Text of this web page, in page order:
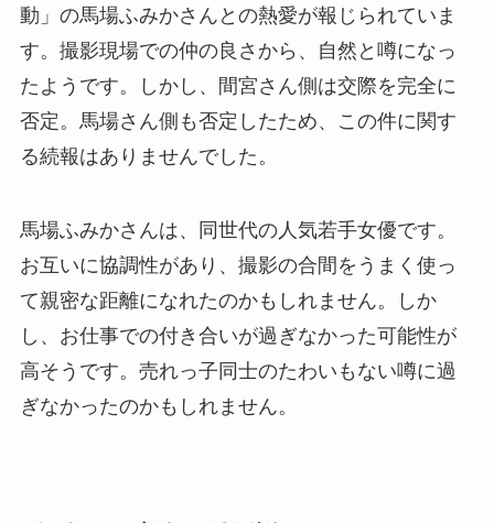
動」の馬場ふみかさんとの熱愛が報じられていま
す。撮影現場での仲の良さから、自然と噂になっ
たようです。しかし、間宮さん側は交際を完全に
否定。馬場さん側も否定したため、この件に関す
る続報はありませんでした。
馬場ふみかさんは、同世代の人気若手女優です。
お互いに協調性があり、撮影の合間をうまく使っ
て親密な距離になれたのかもしれません。しか
し、お仕事での付き合いが過ぎなかった可能性が
高そうです。売れっ子同士のたわいもない噂に過
ぎなかったのかもしれません。